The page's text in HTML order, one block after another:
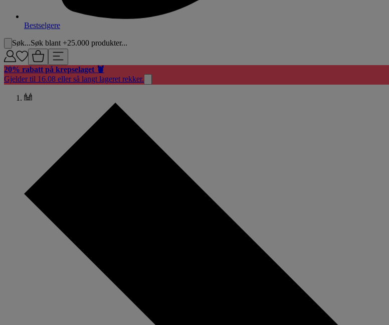
Bestselgere
Søk...Søk blant +25.000 produkter...
20% rabatt på krepselaget 🦞
Gjelder til 16.08 eller så langt lageret rekker.